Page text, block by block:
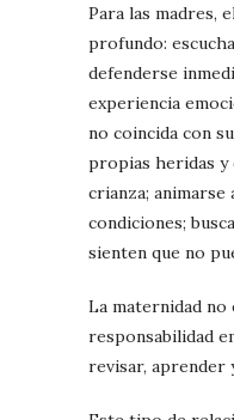
Para las madres,
profundo:
defenderse
experiencia
no coincida con
propias heridas y
crianza;
condiciones;
sienten que no
La maternidad
responsabilidad
revisar, aprender